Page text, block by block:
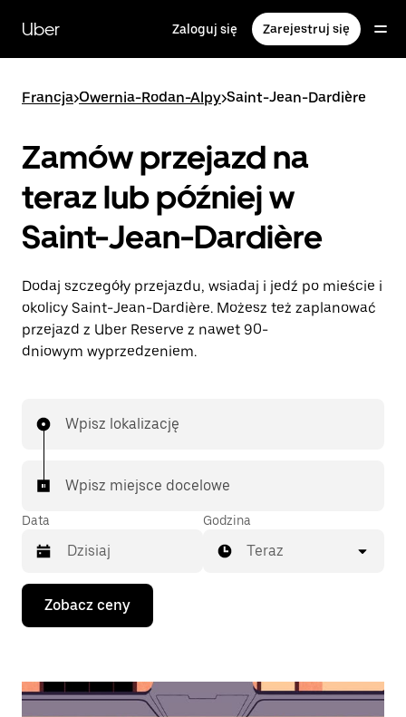
głównej
zawartości
Uber Zaloguj się Zarejestruj się
Francja>Owernia-Rodan-Alpy>Saint-Jean-Dardière
Zamów przejazd na
teraz lub później w
Saint-Jean-Dardière
Dodaj szczegóły przejazdu, wsiadaj i jedź po mieście i
okolicy Saint-Jean-Dardière. Możesz też zaplanować
przejazd z Uber Reserve z nawet 90-
dniowym wyprzedzeniem.
Wpisz lokalizację
Wpisz miejsce docelowe
Data
Naciśnij
klawisz
strzałki
do
Godzina
Teraz
Zobacz ceny